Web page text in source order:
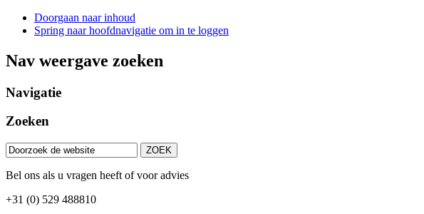
Doorgaan naar inhoud
Spring naar hoofdnavigatie om in te loggen
Nav weergave zoeken
Navigatie
Zoeken
Bel ons als u vragen heeft of voor advies
+31 (0) 529 488810